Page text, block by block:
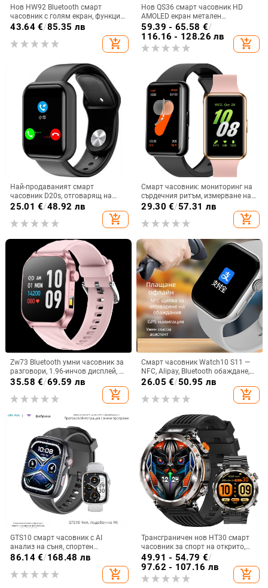
Нов HW92 Bluetooth смарт
часовник с голям екран, функция
за измерване на пулса,
водоустойчив, спортен, за мъже и
жени.
43.64€/85.35 лв
add_shopping_cart
Нов QS36 смарт часовник HD
AMOLED екран метален
ултратънък спортен
здравословен пулс кръв
кислород Bluetooth разговори
59.39 - 65.58 €/
116.16 - 128.26 лв
add_shopping_cart
Най-продаваният смарт
часовник D20s, отговарящ на
телефонни обаждания Y68
спортна гривна за разговори
Bluetooth спортен крачкомер
25.01 €/48.92 лв
add_shopping_cart
Смарт часовник: мониторинг на
сърдечния ритъм, измерване на
кислород в кръвта, проследяване
на съня, Bluetooth разговори,
водоустойчив
29.30 €/57.31 лв
add_shopping_cart
Zw73 Bluetooth умни часовник за
разговори, 1.96-инчов дисплей, AI
гласов асистент, мониторинг на
кислород в кръвта, измерване на
сърдечен ритъм, кръвно
силиконов каишка, квадратен
35.58 €/69.59 лв
add_shopping_cart
Смарт часовник Watch10 S11 —
NFC, Alipay, Bluetooth обаждане,
мониторинг на сърдечния ритъм
26.05 €/50.95 лв
add_shopping_cart
GTS10 смарт часовник с AI
анализ на съня, спортен
часовник, измерване на сърдечен
ритъм и кислород в кръвта,
AMOLED дисплей
86.14€/168.48 лв
add_shopping_cart
Трансграничен нов HT30 смарт
часовник за спорт на открито,
водоустойчив, Bluetooth
разговори, 1.7 голям екран, пулс,
кръвен кислород, LED светлина
49.91 - 54.79 €/
97.62 - 107.16 лв
add_shopping_cart